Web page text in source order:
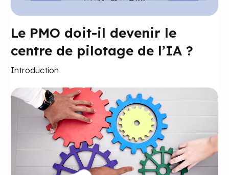
Le PMO doit-il devenir le
centre de pilotage de l’IA ?
Introduction